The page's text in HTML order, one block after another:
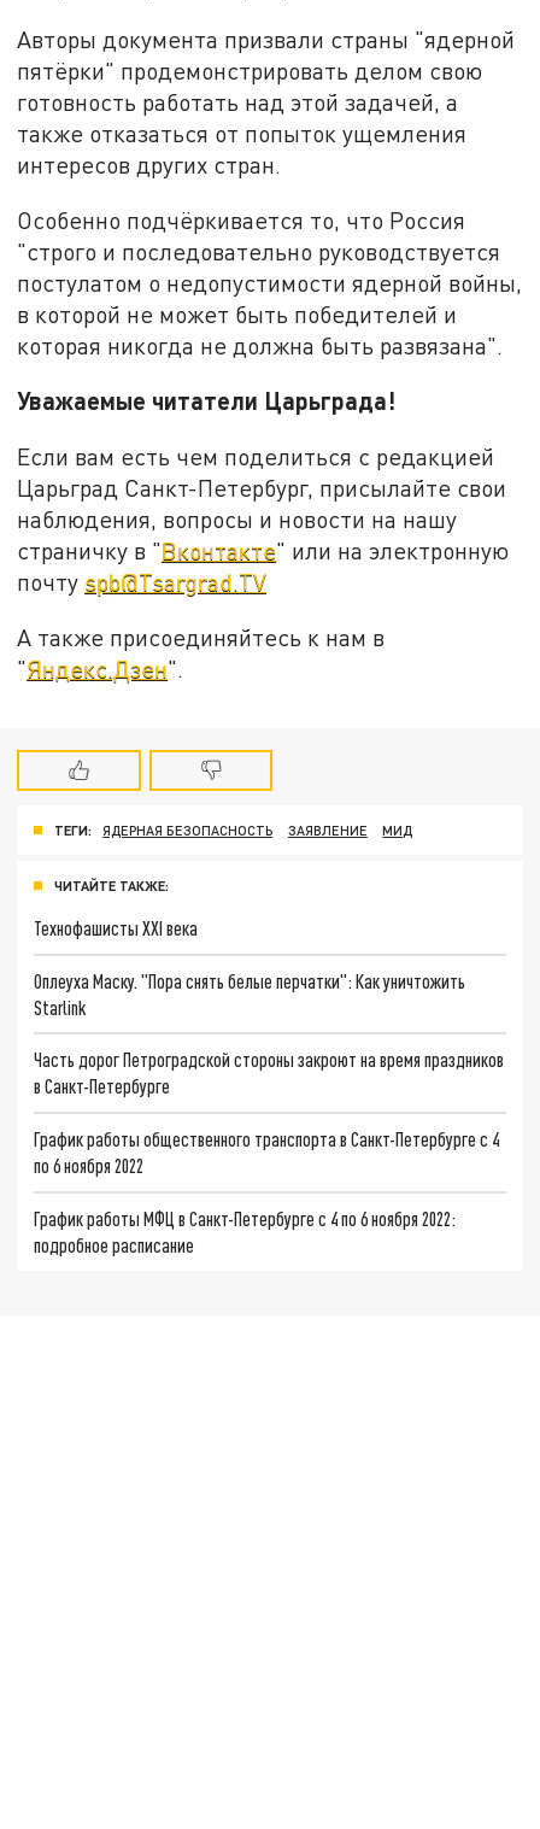
Авторы документа призвали страны "ядерной
пятёрки" продемонстрировать делом свою
готовность работать над этой задачей, а
также отказаться от попыток ущемления
интересов других стран.
Особенно подчёркивается то, что Россия
"строго и последовательно руководствуется
постулатом о недопустимости ядерной войны,
в которой не может быть победителей и
которая никогда не должна быть развязана".
Уважаемые читатели Царьграда!
Если вам есть чем поделиться с редакцией
Царьград Санкт-Петербург, присылайте свои
наблюдения, вопросы и новости на нашу
страничку в "Вконтакте" или на электронную
почту spb@Tsargrad.TV
А также присоединяйтесь к нам в
"Яндекс.Дзен".
ТЕГИ: ЯДЕРНАЯ БЕЗОПАСНОСТЬ ЗАЯВЛЕНИЕ МИД
ЧИТАЙТЕ ТАКЖЕ:
Технофашисты XXI века
Оплеуха Маску. "Пора снять белые перчатки": Как уничтожить
Starlink
Часть дорог Петроградской стороны закроют на время праздников
в Санкт-Петербурге
График работы общественного транспорта в Санкт-Петербурге с 4
по 6 ноября 2022
График работы МФЦ в Санкт-Петербурге с 4 по 6 ноября 2022:
подробное расписание